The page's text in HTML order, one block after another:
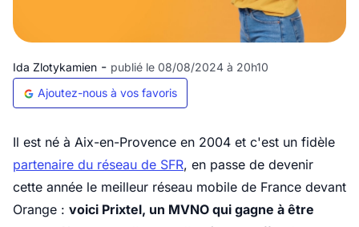
Ida Zlotykamien - publié le 08/08/2024 à 20h10
Ajoutez-nous à vos favoris
Il est né à Aix-en-Provence en 2004 et c'est un fidèle
partenaire du réseau de SFR, en passe de devenir
cette année le meilleur réseau mobile de France devant
Orange : voici Prixtel, un MVNO qui gagne à être